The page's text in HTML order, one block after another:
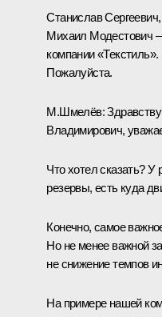
Станислав
Михаил Модестович –
компании
Пожалуйста.
М.Шмелёв:
Владимирович,
Что хотел сказать? У
резервы, есть куда
Конечно, самое
Но не менее важной
не снижение темпов
На примере нашей